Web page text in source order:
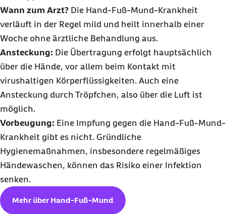
Wann zum Arzt? Die Hand-Fuß-Mund-Krankheit
verläuft in der Regel mild und heilt innerhalb einer
Woche ohne ärztliche Behandlung aus.
Ansteckung: Die Übertragung erfolgt hauptsächlich
über die Hände, vor allem beim Kontakt mit
virushaltigen Körperflüssigkeiten. Auch eine
Ansteckung durch Tröpfchen, also über die Luft ist
möglich.
Vorbeugung: Eine Impfung gegen die Hand-Fuß-Mund-
Krankheit gibt es nicht. Gründliche
Hygienemaßnahmen, insbesondere regelmäßiges
Händewaschen, können das Risiko einer Infektion
senken.
Mehr über Hand-Fuß-Mund